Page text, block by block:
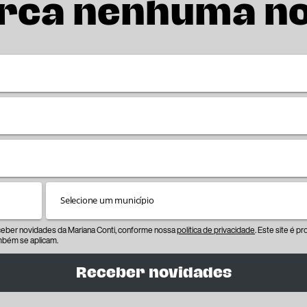
nenhuma
novidades da Mariana Conti, conforme nossapolítica de privacidade. Este site é
se aplicam.
Receber novidades